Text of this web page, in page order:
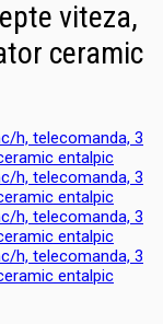
viteza,
ceramic